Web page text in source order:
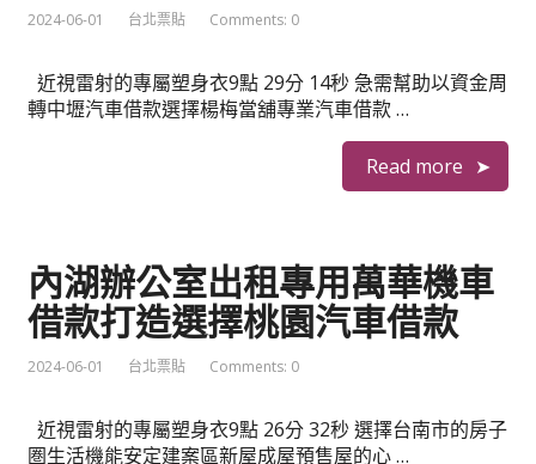
2024-06-01 台北票貼 Comments: 0
近視雷射的專屬塑身衣9點 29分 14秒 急需幫助以資金周
轉中壢汽車借款選擇楊梅當舖專業汽車借款 …
Read more
內湖辦公室出租專用萬華機車
借款打造選擇桃園汽車借款
2024-06-01 台北票貼 Comments: 0
近視雷射的專屬塑身衣9點 26分 32秒 選擇台南市的房子
圏生活機能安定建案區新屋成屋預售屋的心 …